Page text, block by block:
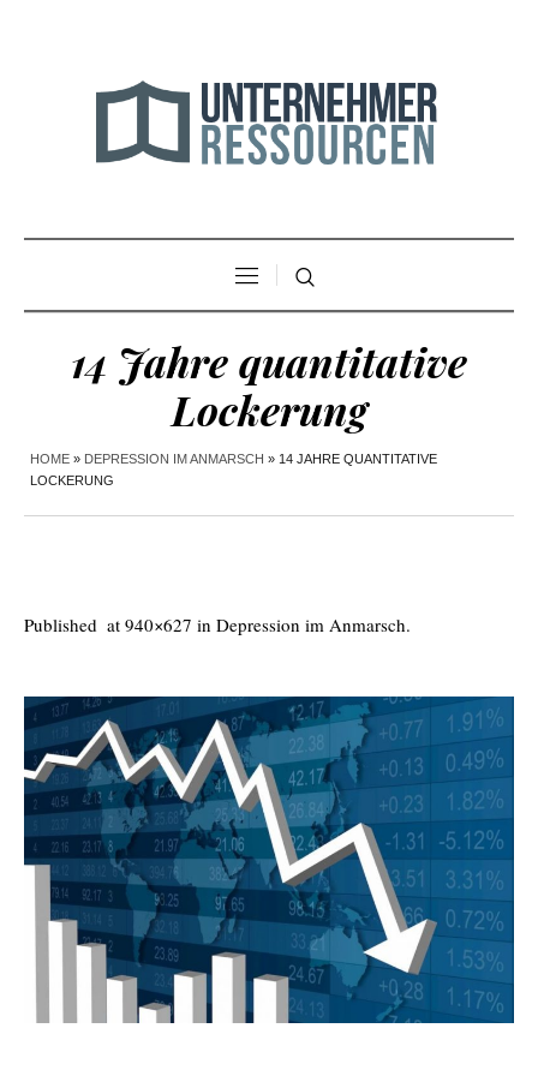
14 Jahre quantitative
Lockerung
HOME » DEPRESSION IM ANMARSCH » 14 JAHRE QUANTITATIVE
LOCKERUNG
Published at 940×627 in Depression im Anmarsch.